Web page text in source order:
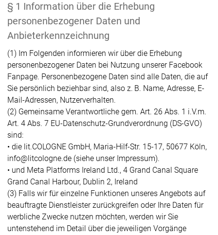
§ 1 Information über die Erhebung
personenbezogener Daten und
Anbieterkennzeichnung
(1) Im Folgenden informieren wir über die Erhebung
personenbezogener Daten bei Nutzung unserer Facebook
Fanpage. Personenbezogene Daten sind alle Daten, die auf
Sie persönlich beziehbar sind, also z. B. Name, Adresse, E-
Mail-Adressen, Nutzerverhalten.
(2) Gemeinsame Verantwortliche gem. Art. 26 Abs. 1 i.V.m.
Art. 4 Abs. 7 EU-Datenschutz-Grundverordnung (DS-GVO)
sind:
• die lit.COLOGNE GmbH, Maria-Hilf-Str. 15-17, 50677 Köln,
info@litcologne.de (siehe unser Impressum).
• und Meta Platforms Ireland Ltd., 4 Grand Canal Square
Grand Canal Harbour, Dublin 2, Ireland
(3) Falls wir für einzelne Funktionen unseres Angebots auf
beauftragte Dienstleister zurückgreifen oder Ihre Daten für
werbliche Zwecke nutzen möchten, werden wir Sie
untenstehend im Detail über die jeweiligen Vorgänge